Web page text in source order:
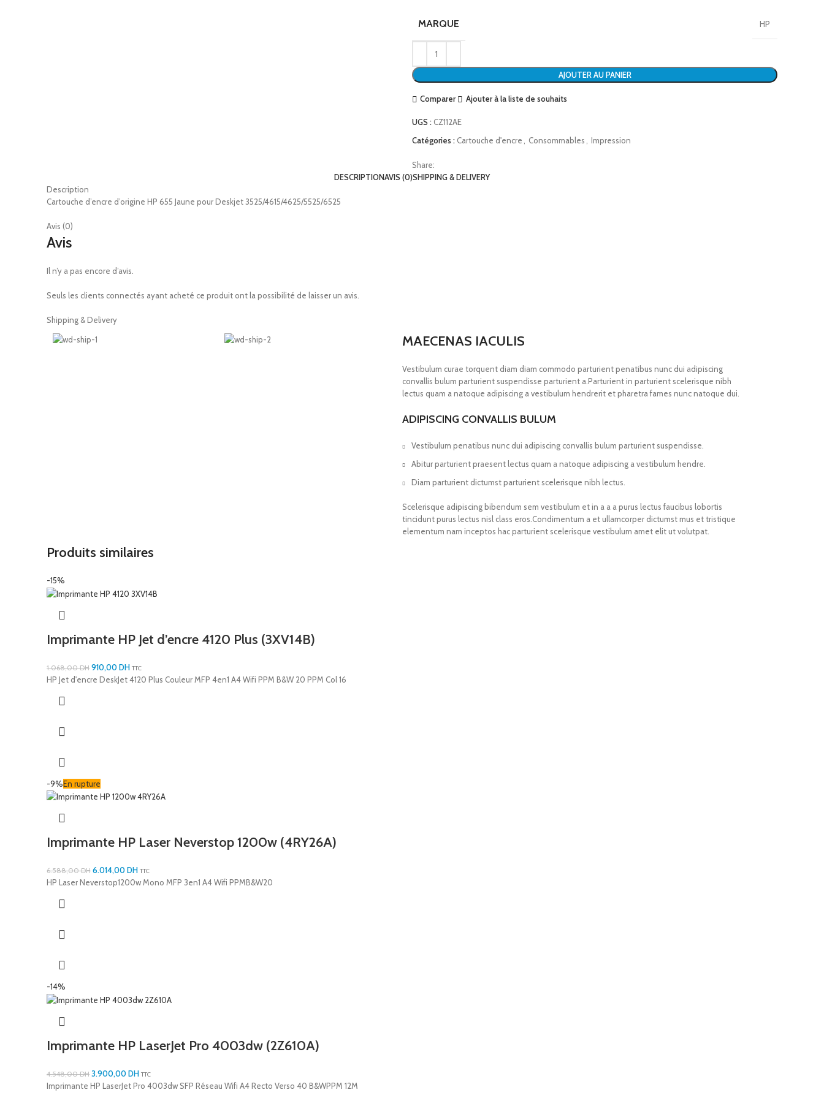
MARQUE HP
AJOUTER AU PANIER
Comparer Ajouter à la liste de souhaits
UGS : CZ112AE
Catégories : Cartouche d'encre Consommables Impression
Share:
DESCRIPTIONAVIS (0)SHIPPING & DELIVERY
Description
Cartouche d’encre d’origine HP 655 Jaune pour Deskjet 3525/4615/4625/5525/6525
Avis (0)
Avis
Il n’y a pas encore d’avis.
Seuls les clients connectés ayant acheté ce produit ont la possibilité de laisser un avis.
Shipping & Delivery
MAECENAS IACULIS
Vestibulum curae torquent diam diam commodo parturient penatibus nunc dui adipiscing
convallis bulum parturient suspendisse parturient a.Parturient in parturient scelerisque nibh
lectus quam a natoque adipiscing a vestibulum hendrerit et pharetra fames nunc natoque dui.
ADIPISCING CONVALLIS BULUM
Vestibulum penatibus nunc dui adipiscing convallis bulum parturient suspendisse.
Abitur parturient praesent lectus quam a natoque adipiscing a vestibulum hendre.
Diam parturient dictumst parturient scelerisque nibh lectus.
Scelerisque adipiscing bibendum sem vestibulum et in a a a purus lectus faucibus lobortis
tincidunt purus lectus nisl class eros.Condimentum a et ullamcorper dictumst mus et tristique
elementum nam inceptos hac parturient scelerisque vestibulum amet elit ut volutpat.
Produits similaires
-15%
Imprimante HP Jet d’encre 4120 Plus (3XV14B)
1.068,00DH 910,00DH TTC
HP Jet d'encre DeskJet 4120 Plus Couleur MFP 4en1 A4 Wifi PPM B&W 20 PPM Col 16
-9%En rupture
Imprimante HP Laser Neverstop 1200w (4RY26A)
6.588,00DH 6.014,00DH TTC
HP Laser Neverstop1200w Mono MFP 3en1 A4 Wifi PPMB&W20
-14%
Imprimante HP LaserJet Pro 4003dw (2Z610A)
4.548,00DH 3.900,00DH TTC
Imprimante HP LaserJet Pro 4003dw SFP Réseau Wifi A4 Recto Verso 40 B&WPPM 12M